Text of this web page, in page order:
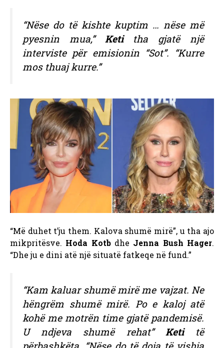
“Nëse do të kishte kuptim … nëse më
pyesnin mua,” Ketitha gjatë një
interviste për emisionin “Sot”. “Kurre
mos thuaj kurre.”
“Më duhet t’ju them. Kalova shumë mirë”, u tha ajo
mikpritësve. Hoda Kotbdhe Jenna Bush Hager.
“Dhe ju e dini atë një situatë fatkeqe në fund.”
“Kam kaluar shumë mirë me vajzat. Ne
hëngrëm shumë mirë. Po e kaloj atë
kohë me motrën time gjatë pandemisë.
U ndjeva shumë rehat” Keti të